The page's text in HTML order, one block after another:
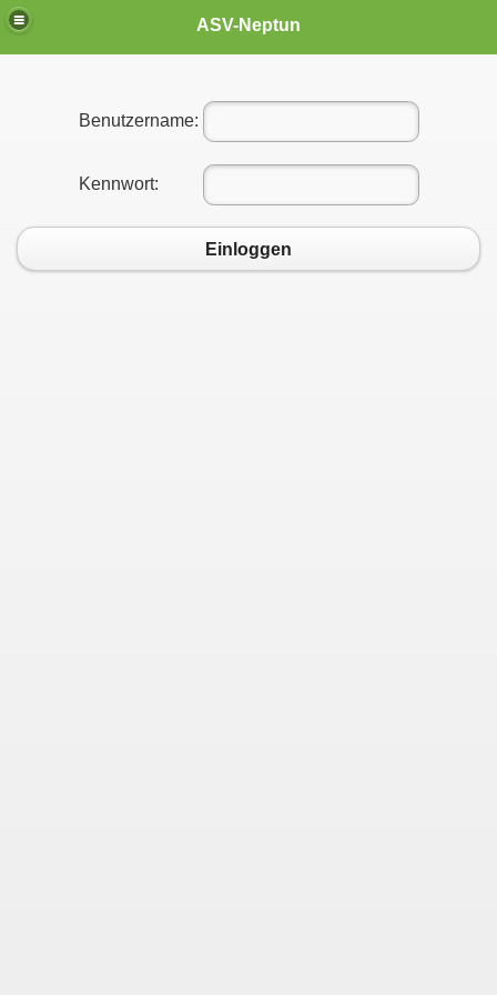
ASV-Neptun
Benutzername:
Kennwort:
Einloggen